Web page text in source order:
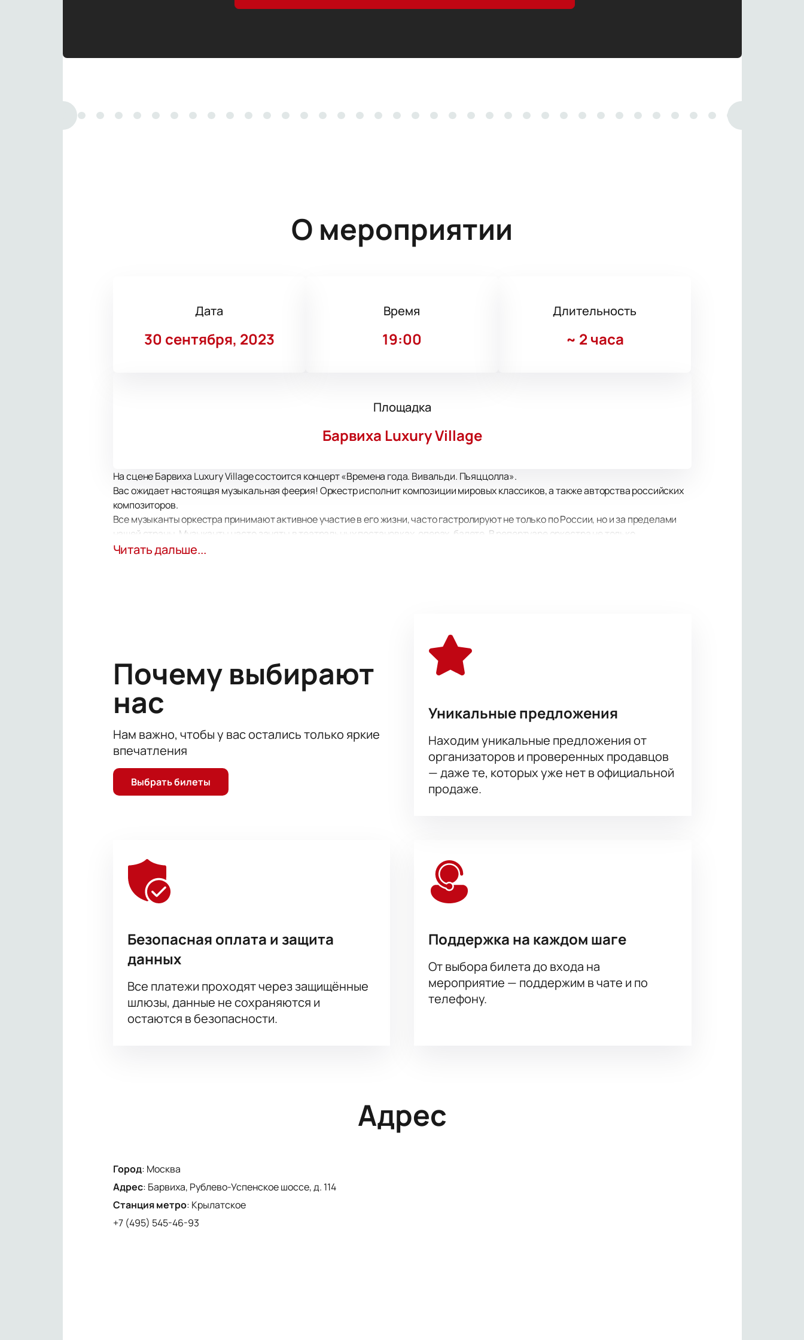
О мероприятии
Дата
30 сентября, 2023
Время
19:00
Длительность
~ 2 часа
Площадка
Барвиха Luxury Village
На сцене Барвиха Luxury Village состоится концерт «Времена года. Вивальди. Пьяццолла».
Вас ожидает настоящая музыкальная феерия! Оркестр исполнит композиции мировых классиков, а также авторства российских
композиторов.
Все музыканты оркестра принимают активное участие в его жизни, часто гастролируют не только по России, но и за пределами
нашей страны. Музыканты часто заняты в театральных постановках, операх, балете. В репертуаре оркестра не только
классическая музыка, но и эстрадные композиции, а также мелодии из известных кинофильмов, ставшие мировыми хитами.
Читать дальше...
Почему выбирают
нас
Нам важно, чтобы у вас остались только яркие
впечатления
Выбрать билеты
Уникальные предложения
Находим уникальные предложения от
организаторов и проверенных продавцов
— даже те, которых уже нет в официальной
продаже.
Безопасная оплата и защита
данных
Все платежи проходят через защищённые
шлюзы, данные не сохраняются и
остаются в безопасности.
Поддержка на каждом шаге
От выбора билета до входа на
мероприятие — поддержим в чате и по
телефону.
Адрес
Город: Москва
Адрес: Барвиха, Рублево-Успенское шоссе, д. 114
Станция метро: Крылатское
+7 (495) 545-46-93